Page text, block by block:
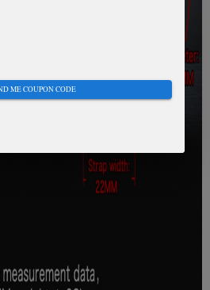
ME COUPON CODE